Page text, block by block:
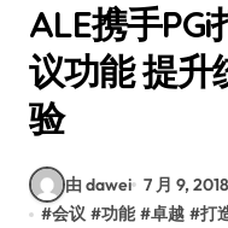
ALE携手
议功能 提升
验
由 dawei 7 月 9,
#会议 #功能 #卓越 #打